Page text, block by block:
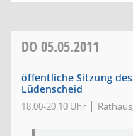
DO 05.05.2011
öffentliche Sitzung
Lüdenscheid
18:00-20:10 Uhr